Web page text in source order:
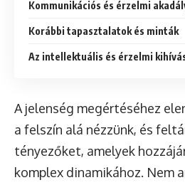
Kommunikációs és érzelmi
Korábbi tapasztalatok és minták
Az intellektuális és érzelmi
A jelenség megértéséhez
a felszín alá nézzünk, és
tényezőket, amelyek
komplex dinamikához. Nem